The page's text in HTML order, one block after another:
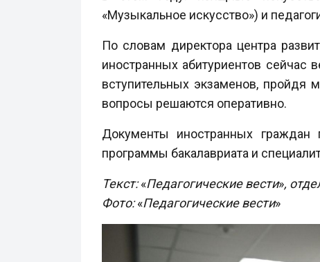
«Музыкальное искусство») и
По словам директора центра
иностранных абитуриентов сейчас
вступительных экзаменов,
вопросы решаются оперативно.
Документы иностранных граждан
программы бакалавриата и
Текст:«Педагогические вести»,
Фото:«Педагогические вести»